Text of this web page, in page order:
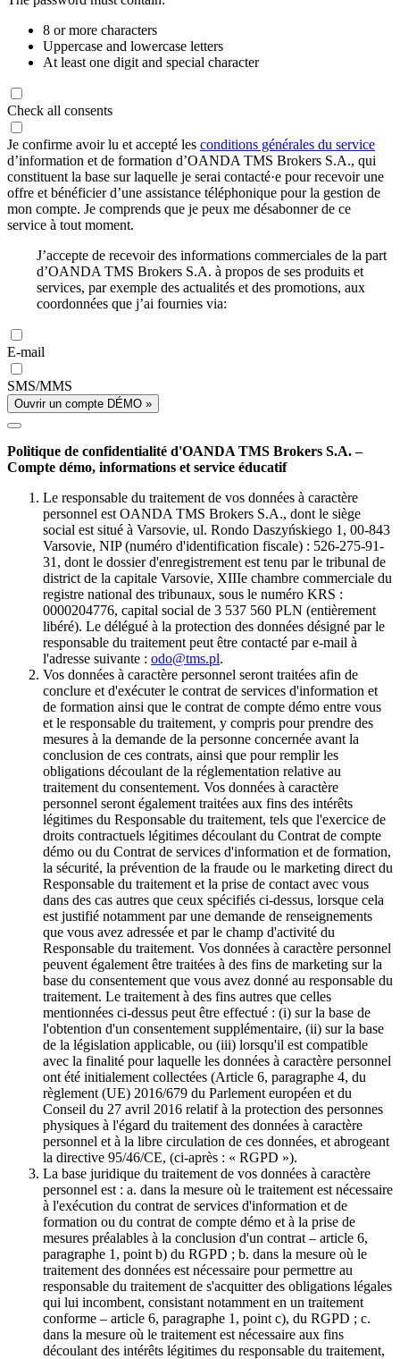
8 or more characters
Uppercase and lowercase letters
At least one digit and special character
Check all consents
Je confirme avoir lu et accepté les conditions générales du service
d’information et de formation d’OANDA TMS Brokers S.A., qui
constituent la base sur laquelle je serai contacté·e pour recevoir une
offre et bénéficier d’une assistance téléphonique pour la gestion de
mon compte. Je comprends que je peux me désabonner de ce
service à tout moment.
J’accepte de recevoir des informations commerciales de la part
d’OANDA TMS Brokers S.A. à propos de ses produits et
services, par exemple des actualités et des promotions, aux
coordonnées que j’ai fournies via:
E-mail
SMS/MMS
Ouvrir un compte DÉMO »
Politique de confidentialité d'OANDA TMS Brokers S.A. –
Compte démo, informations et service éducatif
Le responsable du traitement de vos données à caractère
personnel est OANDA TMS Brokers S.A., dont le siège
social est situé à Varsovie, ul. Rondo Daszyńskiego 1, 00-843
Varsovie, NIP (numéro d'identification fiscale) : 526-275-91-
31, dont le dossier d'enregistrement est tenu par le tribunal de
district de la capitale Varsovie, XIIIe chambre commerciale du
registre national des tribunaux, sous le numéro KRS :
0000204776, capital social de 3 537 560 PLN (entièrement
libéré). Le délégué à la protection des données désigné par le
responsable du traitement peut être contacté par e-mail à
l'adresse suivante : odo@tms.pl.
Vos données à caractère personnel seront traitées afin de
conclure et d'exécuter le contrat de services d'information et
de formation ainsi que le contrat de compte démo entre vous
et le responsable du traitement, y compris pour prendre des
mesures à la demande de la personne concernée avant la
conclusion de ces contrats, ainsi que pour remplir les
obligations découlant de la réglementation relative au
traitement du consentement. Vos données à caractère
personnel seront également traitées aux fins des intérêts
légitimes du Responsable du traitement, tels que l'exercice de
droits contractuels légitimes découlant du Contrat de compte
démo ou du Contrat de services d'information et de formation,
la sécurité, la prévention de la fraude ou le marketing direct du
Responsable du traitement et la prise de contact avec vous
dans des cas autres que ceux spécifiés ci-dessus, lorsque cela
est justifié notamment par une demande de renseignements
que vous avez adressée et par le champ d'activité du
Responsable du traitement. Vos données à caractère personnel
peuvent également être traitées à des fins de marketing sur la
base du consentement que vous avez donné au responsable du
traitement. Le traitement à des fins autres que celles
mentionnées ci-dessus peut être effectué : (i) sur la base de
l'obtention d'un consentement supplémentaire, (ii) sur la base
de la législation applicable, ou (iii) lorsqu'il est compatible
avec la finalité pour laquelle les données à caractère personnel
ont été initialement collectées (Article 6, paragraphe 4, du
règlement (UE) 2016/679 du Parlement européen et du
Conseil du 27 avril 2016 relatif à la protection des personnes
physiques à l'égard du traitement des données à caractère
personnel et à la libre circulation de ces données, et abrogeant
la directive 95/46/CE, (ci-après : « RGPD »).
La base juridique du traitement de vos données à caractère
personnel est : a. dans la mesure où le traitement est nécessaire
à l'exécution du contrat de services d'information et de
formation ou du contrat de compte démo et à la prise de
mesures préalables à la conclusion d'un contrat – article 6,
paragraphe 1, point b) du RGPD ; b. dans la mesure où le
traitement des données est nécessaire pour permettre au
responsable du traitement de s'acquitter des obligations légales
qui lui incombent, consistant notamment en un traitement
conforme – article 6, paragraphe 1, point c), du RGPD ; c.
dans la mesure où le traitement est nécessaire aux fins
découlant des intérêts légitimes du responsable du traitement,